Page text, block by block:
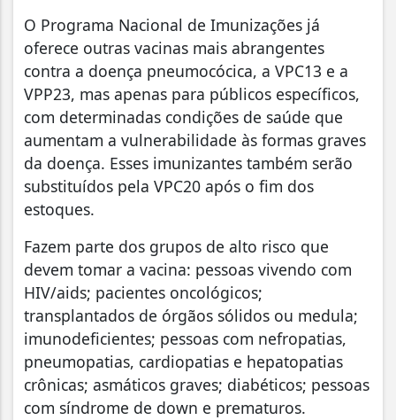
O Programa Nacional de Imunizações já
oferece outras vacinas mais abrangentes
contra a doença pneumocócica, a VPC13 e a
VPP23, mas apenas para públicos específicos,
com determinadas condições de saúde que
aumentam a vulnerabilidade às formas graves
da doença. Esses imunizantes também serão
substituídos pela VPC20 após o fim dos
estoques.
Fazem parte dos grupos de alto risco que
devem tomar a vacina: pessoas vivendo com
HIV/aids; pacientes oncológicos;
transplantados de órgãos sólidos ou medula;
imunodeficientes; pessoas com nefropatias,
pneumopatias, cardiopatias e hepatopatias
crônicas; asmáticos graves; diabéticos; pessoas
com síndrome de down e prematuros.